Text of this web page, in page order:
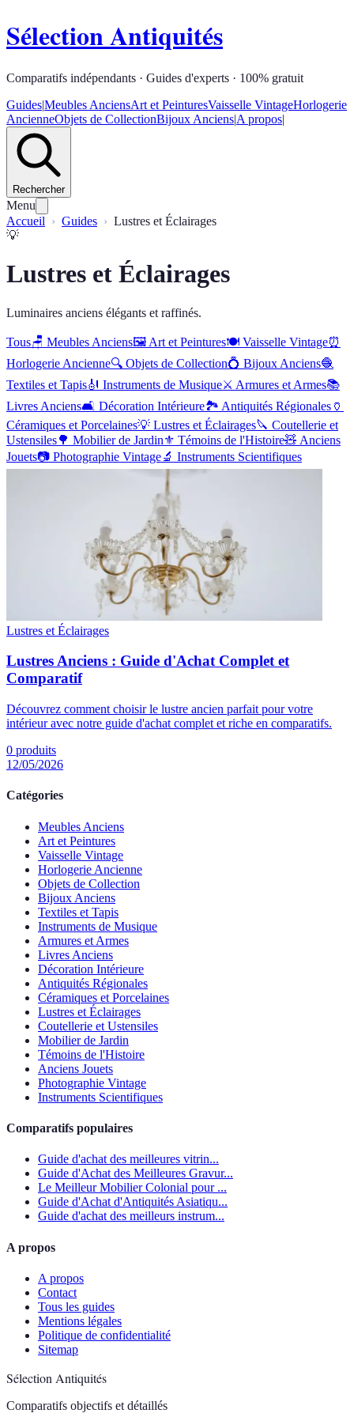
Sélection Antiquités
Comparatifs indépendants · Guides d'experts · 100% gratuit
Guides|Meubles AnciensArt et PeinturesVaisselle VintageHorlogerie
AncienneObjets de CollectionBijoux Anciens|A propos|
Rechercher
Menu
Accueil
Guides
Lustres et Éclairages
💡
Lustres et Éclairages
Luminaires anciens élégants et raffinés.
Tous🪑 Meubles Anciens🖼️ Art et Peintures🍽️ Vaisselle Vintage⏰
Horlogerie Ancienne🔍 Objets de Collection💍 Bijoux Anciens🧶
Textiles et Tapis🎻 Instruments de Musique⚔️ Armures et Armes📚
Livres Anciens🛋️ Décoration Intérieure🏞️ Antiquités Régionales 🏺
Céramiques et Porcelaines💡 Lustres et Éclairages🔪 Coutellerie et
Ustensiles🌳 Mobilier de Jardin⚜️ Témoins de l'Histoire🧸 Anciens
Jouets📷 Photographie Vintage🔬 Instruments Scientifiques
Lustres et Éclairages
Lustres Anciens : Guide d'Achat Complet et
Comparatif
Découvrez comment choisir le lustre ancien parfait pour votre
intérieur avec notre guide d'achat complet et riche en comparatifs.
0 produits
12/05/2026
Catégories
Meubles Anciens
Art et Peintures
Vaisselle Vintage
Horlogerie Ancienne
Objets de Collection
Bijoux Anciens
Textiles et Tapis
Instruments de Musique
Armures et Armes
Livres Anciens
Décoration Intérieure
Antiquités Régionales
Céramiques et Porcelaines
Lustres et Éclairages
Coutellerie et Ustensiles
Mobilier de Jardin
Témoins de l'Histoire
Anciens Jouets
Photographie Vintage
Instruments Scientifiques
Comparatifs populaires
Guide d'achat des meilleures vitrin...
Guide d'Achat des Meilleures Gravur...
Le Meilleur Mobilier Colonial pour ...
Guide d'Achat d'Antiquités Asiatiqu...
Guide d'achat des meilleurs instrum...
A propos
A propos
Contact
Tous les guides
Mentions légales
Politique de confidentialité
Sitemap
Sélection Antiquités
Comparatifs objectifs et détaillés